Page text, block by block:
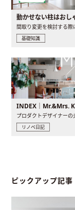
基礎知識
リノベ日記
ピックアップ記事